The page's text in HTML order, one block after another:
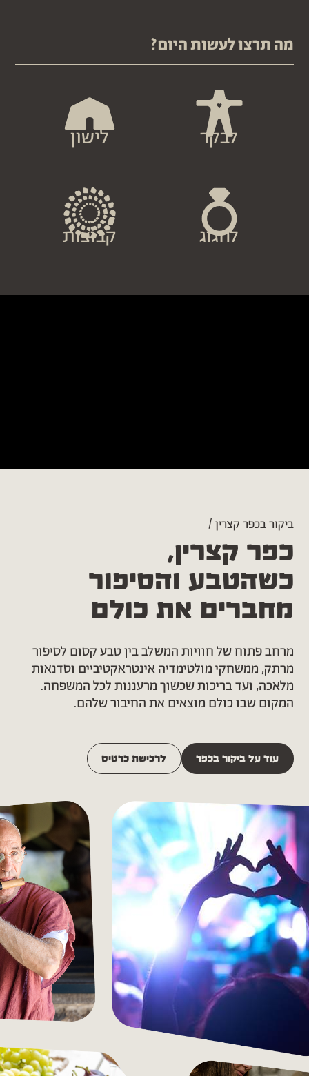
מה תרצו לעשות היום?
לבקר לישון
לחגוג קבוצות
ביקור בכפר קצרין /
כפר קצרין,
כשהטבע והסיפור
מחברים את כולם
מרחב פתוח של חוויות המשלב בין טבע קסום לסיפור
מרתק, ממשחקי מולטימדיה אינטראקטיביים וסדנאות
מלאכה, ועד בריכות שכשוך מרעננות לכל המשפחה.
המקום שבו כולם מוצאים את החיבור שלהם.
עוד על ביקור בכפר לרכישת כרטיס